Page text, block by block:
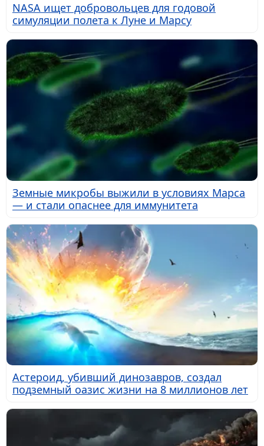
NASA ищет добровольцев для годовой
симуляции полета к Луне и Марсу
Земные микробы выжили в условиях Марса
— и стали опаснее для иммунитета
Астероид, убивший динозавров, создал
подземный оазис жизни на 8 миллионов лет